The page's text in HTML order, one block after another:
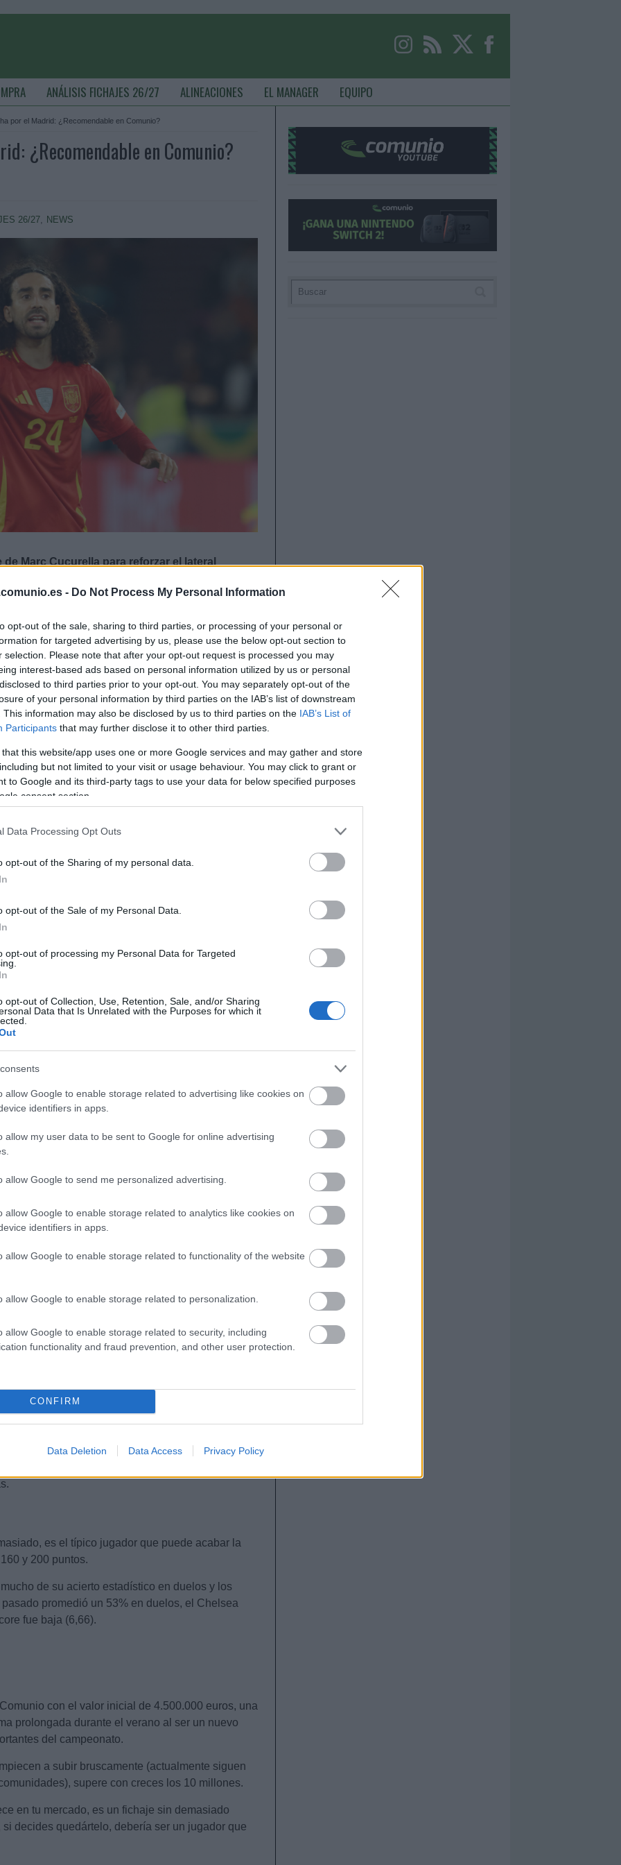
- Do Not Process My Personal Information
opt-out of the sale, sharing to third parties, or processing of your personal or
for targeted advertising by us, please use the below opt-out section to
selection. Please note that after your opt-out request is processed you may
interest-based ads based on personal information utilized by us or personal
to third parties prior to your opt-out. You may separately opt-out of the
of your personal information by third parties on the IAB’s list of downstream
This information may also be disclosed by us to third parties on the IAB’s List of
Participants that may further disclose it to other third parties.
that this website/app uses one or more Google services and may gather and store
but not limited to your visit or usage behaviour. You may click to grant or
to Google and its third-party tags to use your data for below specified purposes
consent section.
Data Processing Opt Outs
opt-out of the Sharing of my personal data.
opt-out of the Sale of my Personal Data.
opt-out of processing my Personal Data for Targeted
opt-out of Collection, Use, Retention, Sale, and/or Sharing
Data that Is Unrelated with the Purposes for which it
allow Google to enable storage related to advertising like cookies on
identifiers in apps.
allow my user data to be sent to Google for online advertising
allow Google to send me personalized advertising.
allow Google to enable storage related to analytics like cookies on
identifiers in apps.
allow Google to enable storage related to functionality of the website
allow Google to enable storage related to personalization.
allow Google to enable storage related to security, including
functionality and fraud prevention, and other user protection.
CONFIRM
Data Deletion Data Access Privacy Policy
ANÁLISIS FICHAJES 26/27 ALINEACIONES EL MANAGER EQUIPO
por el Madrid: ¿Recomendable en Comunio?
¿Recomendable en Comunio?
26/27, NEWS
Marc Cucurella para reforzar el lateral
que lo convierte automáticamente en uno
Comunio.
tras una carrera en crecimiento constante.
en Primera en el Eibar y posteriormente en el
temporadas 19/20 y 20/21. En 2021 dio el salto
euros y, un año después, al Chelsea, en un
mundial, convirtiéndose en uno de los mejores
Su buen papel en el Chelsea le abrió las
la que ganó la Euro 2024 y acumula 25
disputó 50 partidos oficiales entre todas las
En la Premier League jugó 34 encuentros,
ofensivos. En la 24/25 tuvo mejores
en 36 partidos.
más por su fiabilidad defensiva que ofensiva.
y 3,5 duelos ganados por encuentro (53% de
pasó factura en cuanto a su media Sofascore, y
en una temporada. En la campaña 24/25 tuvo una
entre las temporadas 18/19 y 20/21 en
114, 155 y 148 puntos respectivamente.
del Sevilla. ¿Recomendables en
ha incorporado a Jon Guridi y Juan Iglesias, quienes
tras finalizar contrato con Alavés y Getafe
A continuación, analizamos su posible
una posición que generó dudas el año
Álvaro Carreras, la poca confianza en Fran García
Su fichaje es una declaración de intenciones
rotación blanca y un fijo en las alineaciones de
Comunio por un motivo claro: será titular
del campeonato. No es un lateral con grandes
pero jugar en el Madrid puede hacer que le sea
es el típico jugador que puede acabar la
y 200 puntos.
de su acierto estadístico en duelos y los
promedió un 53% en duelos, el Chelsea
fue baja (6,66).
con el valor inicial de 4.500.000 euros, una
prolongada durante el verano al ser un nuevo
del campeonato.
a subir bruscamente (actualmente siguen
supere con creces los 10 millones.
en tu mercado, es un fichaje sin demasiado
decides quedártelo, debería ser un jugador que